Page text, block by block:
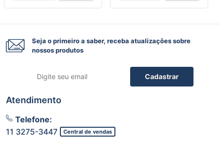
Seja o primeiro a saber, receba atualizações sobre
nossos produtos
Cadastrar
Atendimento
Telefone:
11 3275-3447
Central de vendas